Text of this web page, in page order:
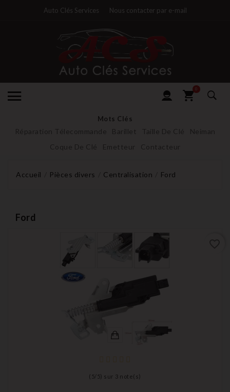
Auto Clés Services Nous contacter par e-mail
0
Mots Clés
Réparation Télecommande Barillet Taille De Clé
Neiman
Coque De Clé
Emetteur Contacteur
Accueil Pièces divers Centralisation Ford
Ford
( 5/ 5) sur 3 note(s)